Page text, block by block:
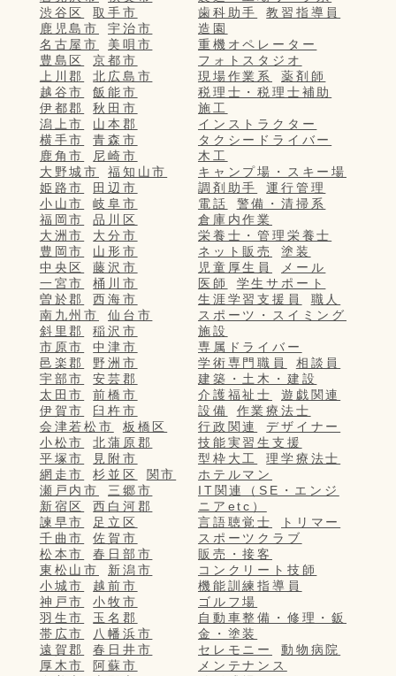
渋谷区
取手市
鹿児島市
宇治市
名古屋市
美唄市
豊島区
京都市
上川郡
北広島市
越谷市
飯能市
伊都郡
秋田市
潟上市
山本郡
横手市
青森市
鹿角市
尼崎市
大野城市
福知山市
姫路市
田辺市
小山市
岐阜市
福岡市
品川区
大洲市
大分市
豊岡市
山形市
中央区
藤沢市
一宮市
桶川市
曽於郡
西海市
南九州市
仙台市
斜里郡
稲沢市
市原市
中津市
邑楽郡
野洲市
宇部市
安芸郡
太田市
前橋市
伊賀市
臼杵市
会津若松市
板橋区
小松市
北蒲原郡
平塚市
見附市
網走市
杉並区
関市
瀬戸内市
三郷市
新宿区
西白河郡
諫早市
足立区
千曲市
佐賀市
松本市
春日部市
東松山市
新潟市
小城市
越前市
神戸市
小牧市
羽生市
玉名郡
帯広市
八幡浜市
遠賀郡
春日井市
厚木市
阿蘇市
歯科助手
教習指導員
造園
重機オペレーター
フォトスタジオ
現場作業系
薬剤師
税理士・税理士補助
施工
インストラクター
タクシードライバー
木工
キャンプ場・スキー場
調剤助手
運行管理
電話
警備・清掃系
倉庫内作業
栄養士・管理栄養士
ネット販売
塗装
児童厚生員
メール
医師
学生サポート
生涯学習支援員
職人
スポーツ・スイミング
施設
専属ドライバー
学術専門職員
相談員
建築・土木・建設
介護福祉士
遊戯関連
設備
作業療法士
行政関連
デザイナー
技能実習生支援
型枠大工
理学療法士
ホテルマン
IT関連（SE・エンジ
ニアetc）
言語聴覚士
トリマー
スポーツクラブ
販売・接客
コンクリート技師
機能訓練指導員
ゴルフ場
自動車整備・修理・鈑
金・塗装
セレモニー
動物病院
メンテナンス